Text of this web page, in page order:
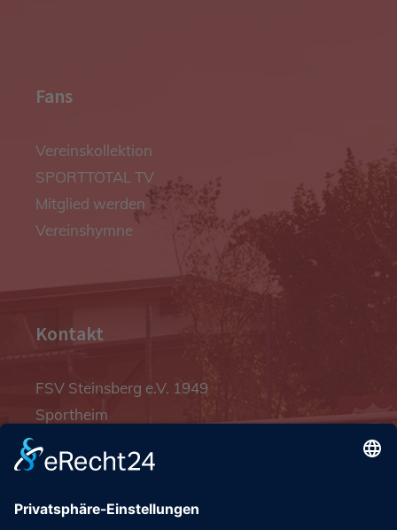
Fans
Vereinskollektion
SPORTTOTAL TV
Mitglied werden
Vereinshymne
Kontakt
FSV Steinsberg e.V. 1949
Sportheim
93128 Steinsberg
pr@fsv-steinsberg.de